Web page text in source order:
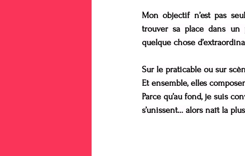
Mon objectif n’est pas
trouver sa place dans un
quelque chose
Sur le praticable ou sur
Et ensemble, elles
Parce qu’au fond, je suis
s’unissent… alors naît la